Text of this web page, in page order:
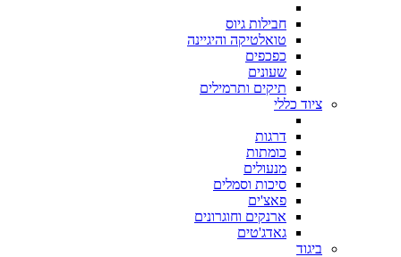
חבילות גיוס
טואלטיקה והיגיינה
כפכפים
שעונים
תיקים ותרמילים
ציוד כללי
דרגות
כומתות
מנעולים
סיכות וסמלים
פאצ'ים
ארנקים וחוגרונים
גאדג'טים
ביגוד